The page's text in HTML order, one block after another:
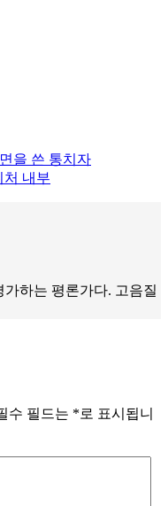
을 쓴 통치자
처 내부
하는 평론가다. 고음질
수 필드는 *로 표시됩니